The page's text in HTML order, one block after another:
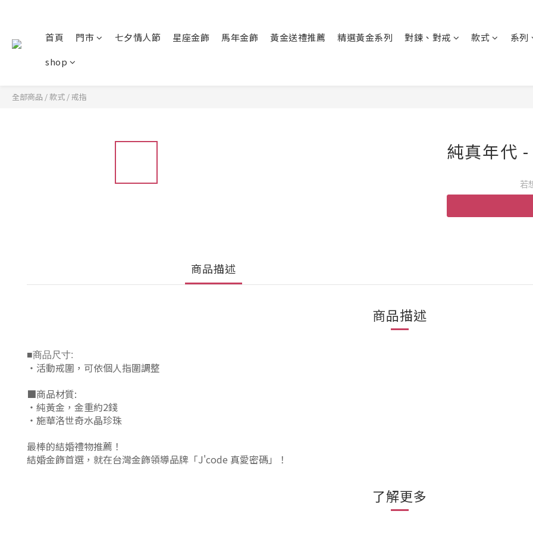
首頁 門市 七夕情人節 星座金飾 馬年金飾 黃金送禮推薦 精選黃金系列 對鍊、對戒 款式 系列
shop
全部商品 /款式 /戒指
純真年代
若
商品描述
商品描述
■商品尺寸:
‧活動戒圍，可依個人指圍調整
■商品材質:
‧純黃金，金重約2錢
‧施華洛世奇水晶珍珠
最棒的結婚禮物推薦！
結婚金飾首選，就在台灣金飾領導品牌「J'code 真愛密碼」！
了解更多